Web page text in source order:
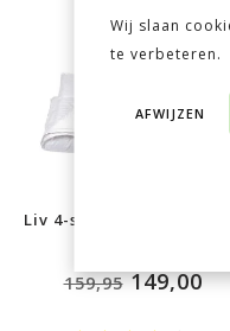
Liv 4-seizoenen dekbed
159,95149,00
Wij slaan
te verbeteren.
AFWIJZEN